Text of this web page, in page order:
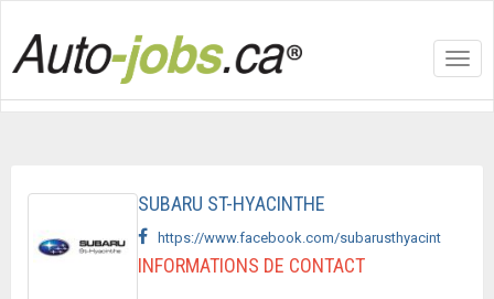
SUBARU ST-HYACINTHE
https://www.facebook.com/subarusthyacint
INFORMATIONS DE CONTACT